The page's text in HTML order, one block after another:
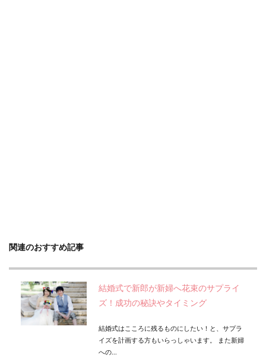
関連のおすすめ記事
結婚式で新郎が新婦へ花束のサプライ
ズ！成功の秘訣やタイミング
結婚式はこころに残るものにしたい！と、サプラ
イズを計画する方もいらっしゃいます。 また新婦
への...